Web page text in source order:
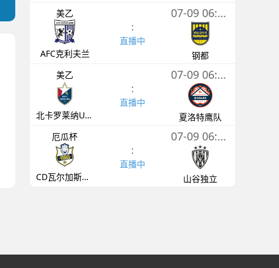
美乙
AFC克利夫兰
:
直播中
07-09 06:00
钢都
美乙
北卡罗莱纳U23
:
直播中
07-09 06:00
夏洛特鹰队
厄瓜杯
CD瓦尔加斯托雷斯
:
直播中
07-09 06:30
山谷独立